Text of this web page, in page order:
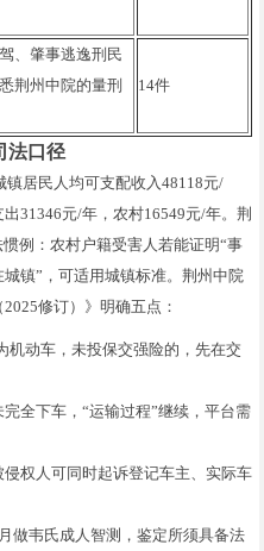
、肇事逃逸刑民
荆州中院的量刑
14件
法口径
居民人均可支配收入48118元/
31346元/年，农村16549元/年。荆
例：农村户籍受害人若能证明“事
镇”，可适用城镇标准。荆州中院
修订）》明确五点：
机动车，未投保交强险的，先在交
全下车，“运输过程”继续，平台需
权人可同时起诉登记车主、实际车
做韦氏成人智测，鉴定所须具备法